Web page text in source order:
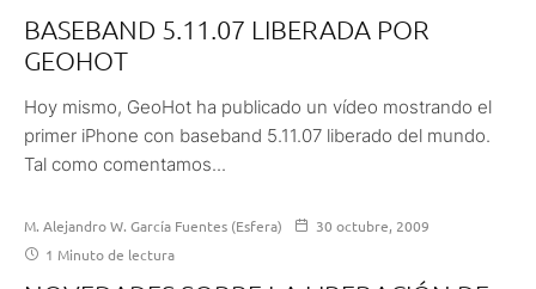
BASEBAND 5.11.07 LIBERADA POR
GEOHOT
Hoy mismo, GeoHot ha publicado un vídeo mostrando el
primer iPhone con baseband 5.11.07 liberado del mundo.
Tal como comentamos...
M. Alejandro W. García Fuentes (Esfera)
30 octubre, 2009
1 Minuto de lectura